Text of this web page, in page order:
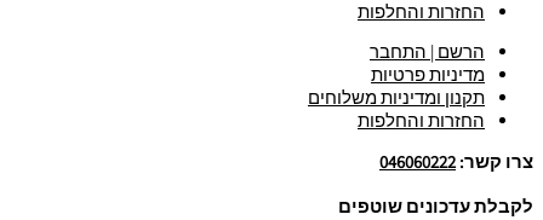
החזרות והחלפות
הרשם | התחבר
מדיניות פרטיות
תקנון ומדיניות משלוחים
החזרות והחלפות
צרו קשר: 046060222
לקבלת עדכונים שוטפים